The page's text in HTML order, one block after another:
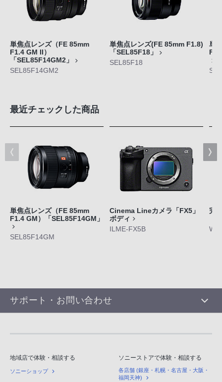
単焦点レンズ（FE 85mm
F1.4 GM II）
「SEL85F14GM2」
SEL85F14GM2
単焦点レンズ(FE 85mm F1.8)
「SEL85F18」
SEL85F18
単
最近チェックした商品
単焦点レンズ（FE 85mm
F1.4 GM）「SEL85F14GM」
SEL85F14GM
Cinema Lineカメラ「FX5」
ボディ
ILME-FX5B
完
サポート・お問い合わせ
地域店で体験・相談する
ソニーショップ
ソニーストアで体験・相談する
各店舗 (銀座・札幌・名古屋・大阪・
福岡天神)